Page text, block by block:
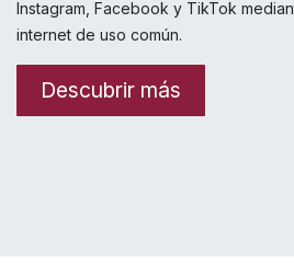
Instagram, Facebook y TikTok
internet de uso común.
Descubrir más